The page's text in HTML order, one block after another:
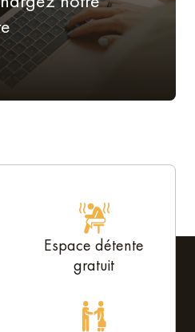
Espace détente
gratuit